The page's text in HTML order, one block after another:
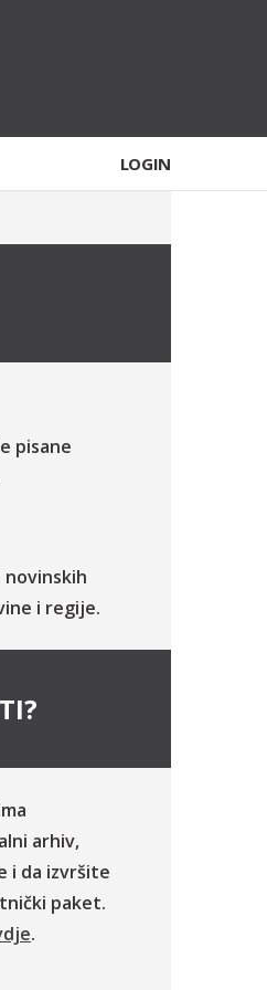
LOGIN
pisane
i regije.
arhiv,
i da izvršite
paket.
.